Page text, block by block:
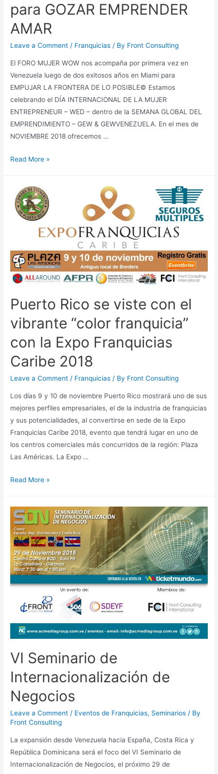
para GOZAR EMPRENDER
AMAR
Leave a Comment / Franquicias / By Front Consulting
El FORO MUJER WOW nos acompaña por primera vez en
Venezuela luego de dos exitosos años en Miami para
EMPUJAR LA FRONTERA DE LO POSIBLE© Estamos
celebrando el DÍA INTERNACIONAL DE LA MUJER
ENTREPRENEUR – WED – dentro de la SEMANA GLOBAL DEL
EMPRENDIMIENTO – GEW & GEWVENEZUELA. En el mes de
NOVIEMBRE 2018 ofrecemos …
Read More »
Puerto Rico se viste con el
vibrante “color franquicia”
con la Expo Franquicias
Caribe 2018
Leave a Comment / Franquicias / By Front Consulting
Los días 9 y 10 de noviembre Puerto Rico mostrará uno de sus
mejores perfiles empresariales, el de la industria de franquicias
y sus potencialidades, al convertirse en sede de la Expo
Franquicias Caribe 2018, evento que tendrá lugar en uno de
los centros comerciales más concurridos de la región: Plaza
Las Américas. La Expo …
Read More »
VI Seminario de
Internacionalización de
Negocios
Leave a Comment / Eventos de Franquicias, Seminarios / By
Front Consulting
La expansión desde Venezuela hacia España, Costa Rica y
República Dominicana será el foco del VI Seminario de
Internacionalización de Negocios, el próximo 29 de